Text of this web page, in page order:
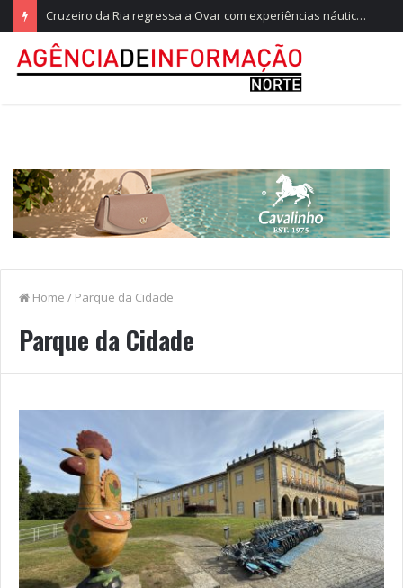
Cruzeiro da Ria regressa a Ovar com experiências náuticas e observação de aves
Home / Parque da Cidade
Parque da Cidade